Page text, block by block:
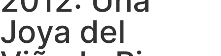
Joya del